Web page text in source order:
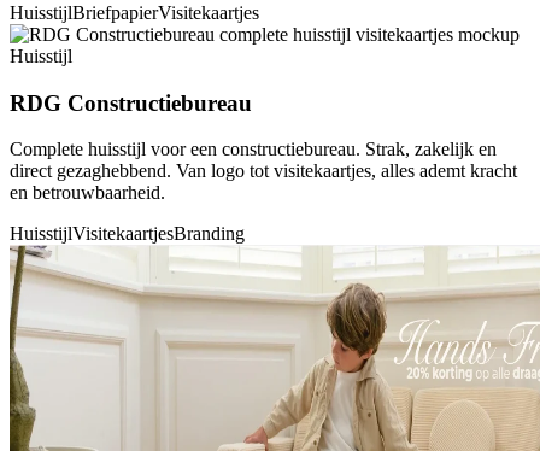
HuisstijlBriefpapierVisitekaartjes
Huisstijl
RDG Constructiebureau
Complete huisstijl voor een constructiebureau. Strak, zakelijk en
direct gezaghebbend. Van logo tot visitekaartjes, alles ademt kracht
en betrouwbaarheid.
HuisstijlVisitekaartjesBranding